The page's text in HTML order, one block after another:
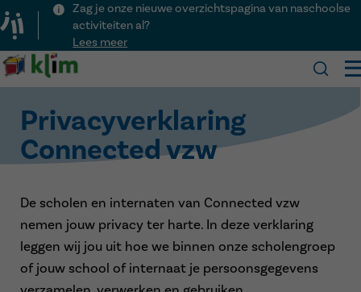
Klim
Zag je onze nieuwe overzichtspagina van naschoolse
activiteiten al?
Lees meer
Onze school
Over Klim
Team
Voor het eerst naar school
Ouderraad
Praktisch
Schooluren
Menu
Veelgestelde vragen
Downloads
Activiteiten
Lesvrije dagen
Nieuws
Kinderopvang
Contact
Privacyverklaring
Connected vzw
De scholen en internaten van Connected vzw
nemen jouw privacy ter harte. In deze verklaring
leggen wij jou uit hoe we binnen onze scholengroep
of jouw school of internaat je persoonsgegevens